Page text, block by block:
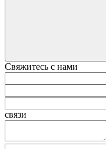
Свяжитесь с нами
связи